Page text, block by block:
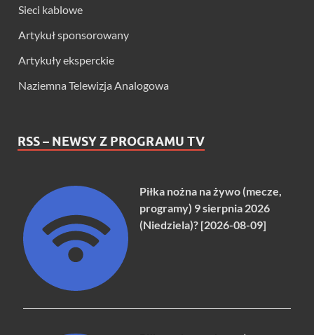
Sieci kablowe
Artykuł sponsorowany
Artykuły eksperckie
Naziemna Telewizja Analogowa
RSS – NEWSY Z PROGRAMU TV
Piłka nożna na żywo (mecze,
programy) 9 sierpnia 2026
(Niedziela)? [2026-08-09]